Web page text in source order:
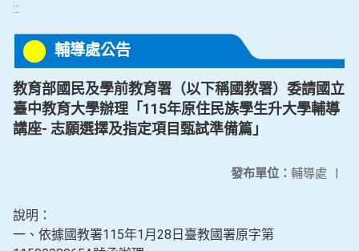
:::
輔導處公告
教育部國民及學前教育署（以下稱國教署）委請國立
臺中教育大學辦理「115年原住民族學生升大學輔導
講座- 志願選擇及指定項目甄試準備篇」
發布單位： 輔導處 |
說明：
一、依據國教署115年1月28日臺教國署原字第